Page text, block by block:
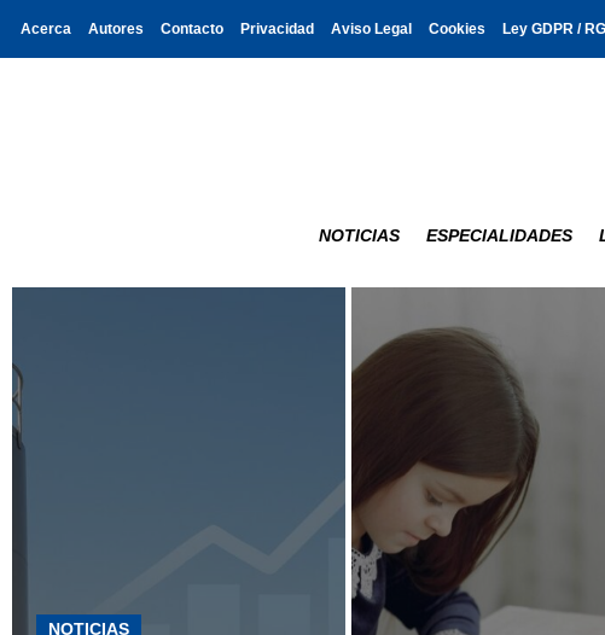
Acerca Autores Contacto Privacidad Aviso Legal Cookies Ley GDPR /
NOTICIAS ESPECIALIDADES
NOTICIAS